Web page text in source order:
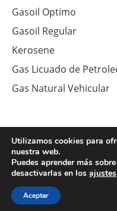
Gasoil Optimo
Gasoil Regular
Kerosene
Gas Licuado de
Gas Natural Vehicular
Moneda
Dolares US$
Euros €
Utilizamos cookies para
nuestra web.
Puedes aprender más
desactivarlas en los ajustes
Aceptar